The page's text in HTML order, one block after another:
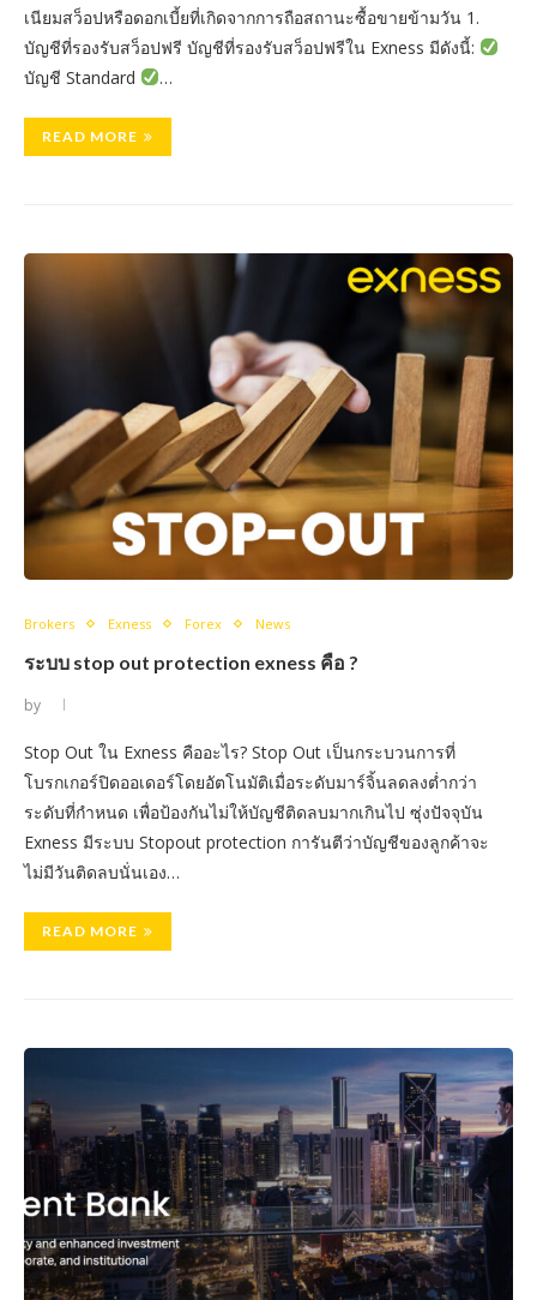
เนียมสว็อปหรือดอกเบี้ยที่เกิดจากการถือสถานะซื้อขายข้ามวัน 1.
บัญชีที่รองรับสว็อปฟรี บัญชีที่รองรับสว็อปฟรีใน Exness มีดังนี้:
บัญชี Standard
…
READ MORE
Brokers Exness Forex News
ระบบ stop out protection exness คือ ?
by
Stop Out ใน Exness คืออะไร? Stop Out เป็นกระบวนการที่
โบรกเกอร์ปิดออเดอร์โดยอัตโนมัติเมื่อระดับมาร์จิ้นลดลงต่ำกว่า
ระดับที่กำหนด เพื่อป้องกันไม่ให้บัญชีติดลบมากเกินไป ซุ่งปัจจุบัน
Exness มีระบบ Stopout protection การันตีว่าบัญชีของลูกค้าจะ
ไม่มีวันติดลบนั่นเอง…
READ MORE